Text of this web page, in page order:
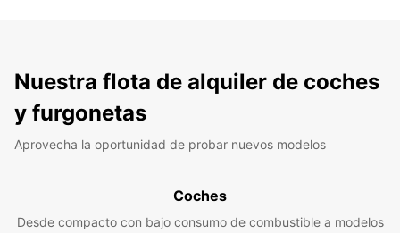
Nuestra flota de alquiler de coches
y furgonetas
Aprovecha la oportunidad de probar nuevos modelos
Coches
Desde compacto con bajo consumo de combustible a modelos